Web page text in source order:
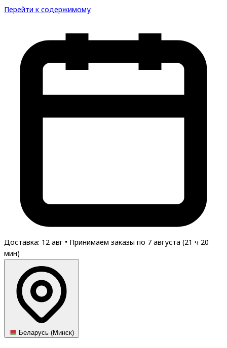
Перейти к содержимому
Доставка: 12 авг • Принимаем заказы по 7 августа (21 ч 20
мин)
Беларусь (Минск)